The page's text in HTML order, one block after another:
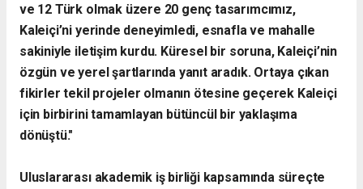
ve 12 Türk olmak üzere 20 genç tasarımcımız,
Kaleiçi’ni yerinde deneyimledi, esnafla ve mahalle
sakiniyle iletişim kurdu. Küresel bir soruna, Kaleiçi’nin
özgün ve yerel şartlarında yanıt aradık. Ortaya çıkan
fikirler tekil projeler olmanın ötesine geçerek Kaleiçi
için birbirini tamamlayan bütüncül bir yaklaşıma
dönüştü."
​Uluslararası akademik iş birliği kapsamında süreçte